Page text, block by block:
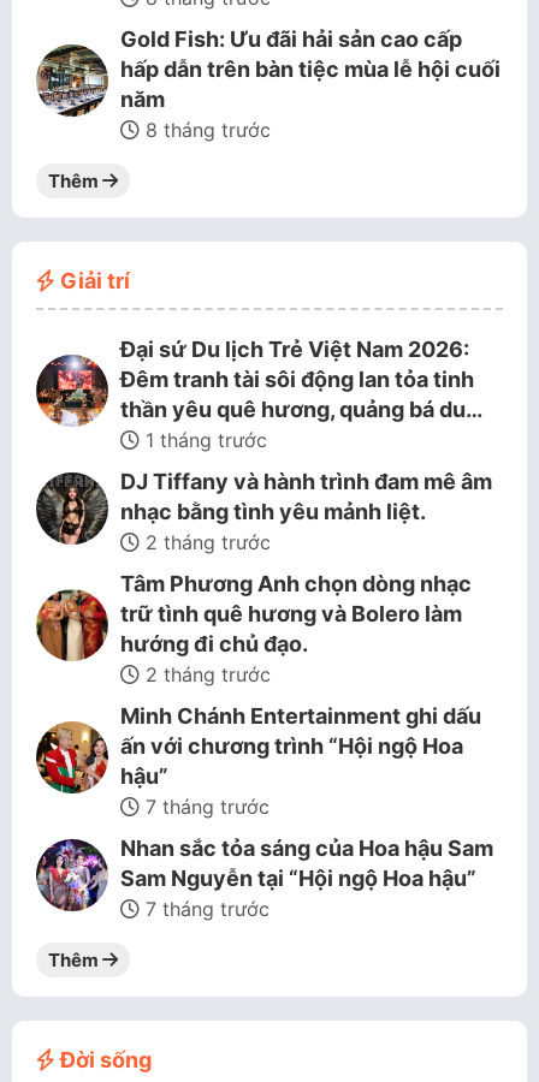
Gold Fish: Ưu đãi hải sản cao cấp
hấp dẫn trên bàn tiệc mùa lễ hội cuối
năm
8 tháng trước
Thêm
Giải trí
Đại sứ Du lịch Trẻ Việt Nam 2026:
Đêm tranh tài sôi động lan tỏa tinh
thần yêu quê hương, quảng bá du…
1 tháng trước
DJ Tiffany và hành trình đam mê âm
nhạc bằng tình yêu mảnh liệt.
2 tháng trước
Tâm Phương Anh chọn dòng nhạc
trữ tình quê hương và Bolero làm
hướng đi chủ đạo.
2 tháng trước
Minh Chánh Entertainment ghi dấu
ấn với chương trình “Hội ngộ Hoa
hậu”
7 tháng trước
Nhan sắc tỏa sáng của Hoa hậu Sam
Sam Nguyễn tại “Hội ngộ Hoa hậu”
7 tháng trước
Thêm
Đời sống